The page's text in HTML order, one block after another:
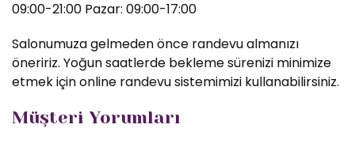
09:00-21:00 Pazar: 09:00-17:00
Salonumuza gelmeden önce randevu almanızı
öneririz. Yoğun saatlerde bekleme sürenizi minimize
etmek için online randevu sistemimizi kullanabilirsiniz.
Müşteri Yorumları